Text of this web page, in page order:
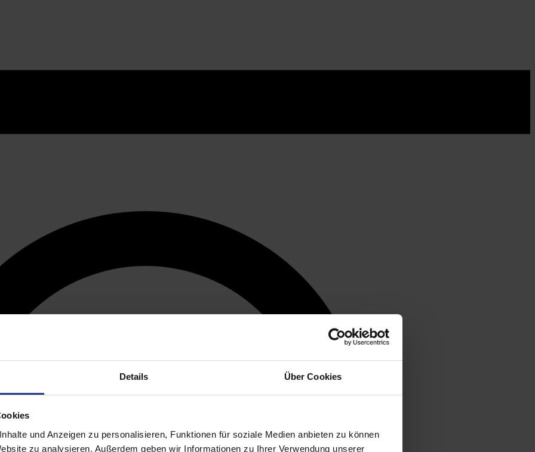
Details Über Cookies
und Anzeigen zu personalisieren, Funktionen für soziale Medien anbieten zu können
zu analysieren. Außerdem geben wir Informationen zu Ihrer Verwendung unserer